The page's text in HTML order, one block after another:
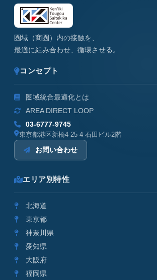
圏域（商圏）内の接触を、
最適に組み合わせ、循環させる。
コンセプト
圏域統合最適化とは
AREA DIRECT LOOP
03-6777-9745
東京都港区新橋4-25-4 石田ビル2階
お問い合わせ
エリア別特性
北海道
東京都
神奈川県
愛知県
大阪府
福岡県